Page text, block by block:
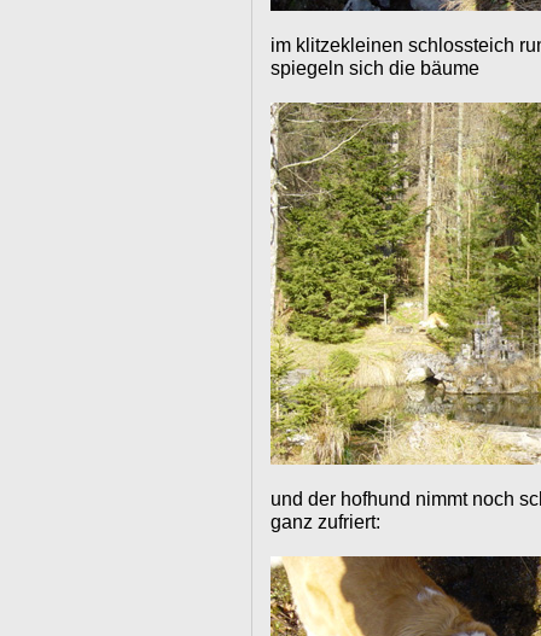
im klitzekleinen schlossteich
spiegeln sich die bäume
und der hofhund nimmt noch
ganz zufriert: